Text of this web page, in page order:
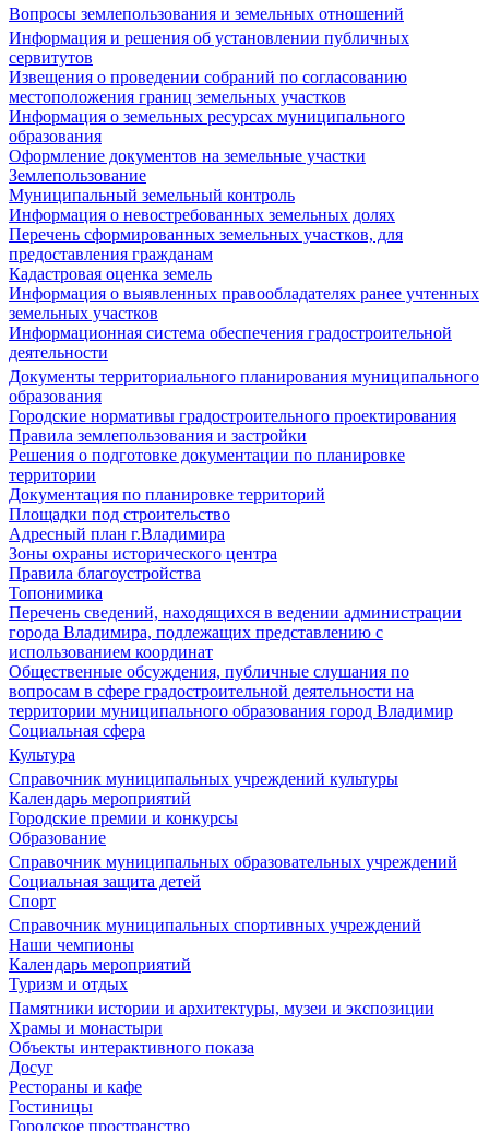
Вопросы землепользования и земельных отношений
Информация и решения об установлении публичных
сервитутов
Извещения о проведении собраний по согласованию
местоположения границ земельных участков
Информация о земельных ресурсах муниципального
образования
Оформление документов на земельные участки
Землепользование
Муниципальный земельный контроль
Информация о невостребованных земельных долях
Перечень сформированных земельных участков, для
предоставления гражданам
Кадастровая оценка земель
Информация о выявленных правообладателях ранее учтенных
земельных участков
Информационная система обеспечения градостроительной
деятельности
Документы территориального планирования муниципального
образования
Городские нормативы градостроительного проектирования
Правила землепользования и застройки
Решения о подготовке документации по планировке
территории
Документация по планировке территорий
Площадки под строительство
Адресный план г.Владимира
Зоны охраны исторического центра
Правила благоустройства
Топонимика
Перечень сведений, находящихся в ведении администрации
города Владимира, подлежащих представлению с
использованием координат
Общественные обсуждения, публичные слушания по
вопросам в сфере градостроительной деятельности на
территории муниципального образования город Владимир
Социальная сфера
Культура
Справочник муниципальных учреждений культуры
Календарь мероприятий
Городские премии и конкурсы
Образование
Справочник муниципальных образовательных учреждений
Социальная защита детей
Спорт
Справочник муниципальных спортивных учреждений
Наши чемпионы
Календарь мероприятий
Туризм и отдых
Памятники истории и архитектуры, музеи и экспозиции
Храмы и монастыри
Объекты интерактивного показа
Досуг
Рестораны и кафе
Гостиницы
Городское пространство